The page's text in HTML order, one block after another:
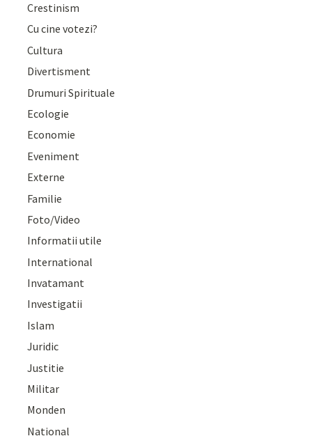
Crestinism
Cu cine votezi?
Cultura
Divertisment
Drumuri Spirituale
Ecologie
Economie
Eveniment
Externe
Familie
Foto/Video
Informatii utile
International
Invatamant
Investigatii
Islam
Juridic
Justitie
Militar
Monden
National